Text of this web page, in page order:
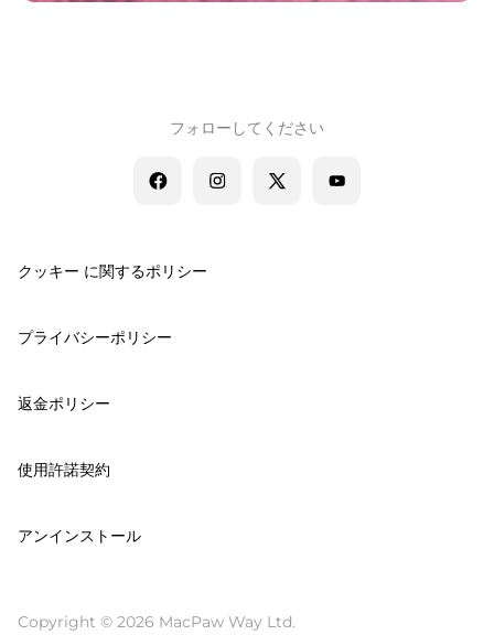
Copyright © 2026 MacPaw Way Ltd.
クッキー に関するポリシー
プライバシーポリシー
返金ポリシー
使用許諾契約
アンインストール
フォローしてください